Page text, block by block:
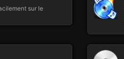
sur le